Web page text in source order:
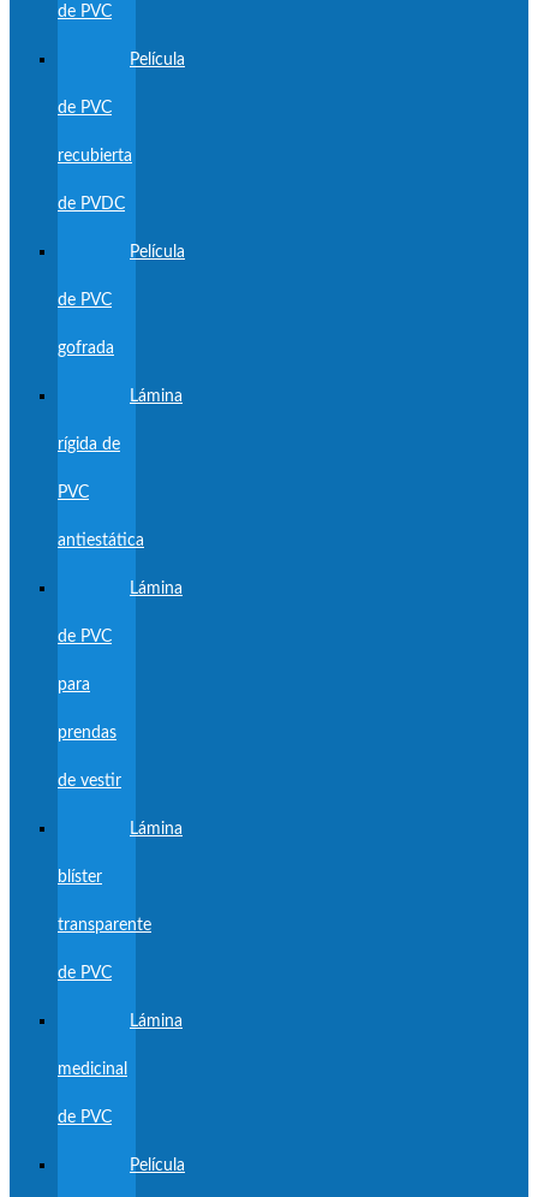
de PVC
Película
de PVC
recubierta
de PVDC
Película
de PVC
gofrada
Lámina
rígida de
PVC
antiestática
Lámina
de PVC
para
prendas
de vestir
Lámina
blíster
transparente
de PVC
Lámina
medicinal
de PVC
Película